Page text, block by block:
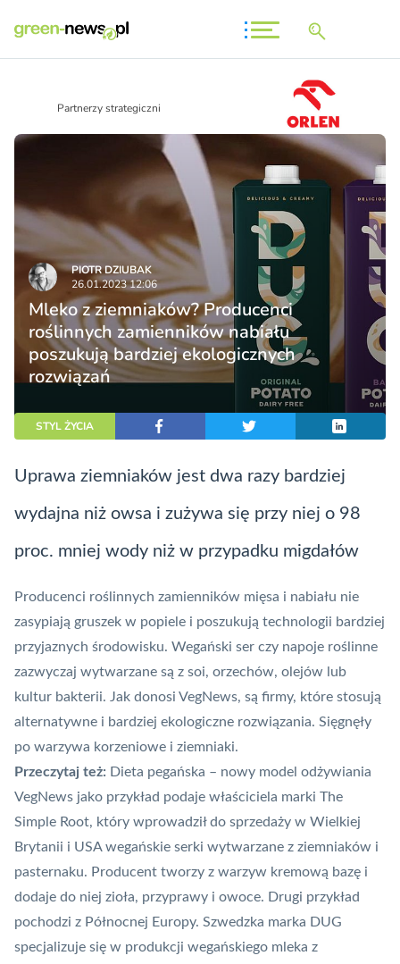
Partnerzy strategiczni
PIOTR DZIUBAK
26.01.2023 12:06
Mleko z ziemniaków? Producenci
roślinnych zamienników nabiału
poszukują bardziej ekologicznych
rozwiązań
STYL ŻYCIA
Uprawa ziemniaków jest dwa razy bardziej
wydajna niż owsa i zużywa się przy niej o 98
proc. mniej wody niż w przypadku migdałów
Producenci roślinnych zamienników mięsa i nabiału nie
zasypiają gruszek w popiele i poszukują technologii bardziej
przyjaznych środowisku. Wegański ser czy napoje roślinne
zazwyczaj wytwarzane są z soi, orzechów, olejów lub
kultur bakterii. Jak donosi VegNews, są firmy, które stosują
alternatywne i bardziej ekologiczne rozwiązania. Sięgnęły
po warzywa korzeniowe i ziemniaki.
Przeczytaj też: Dieta pegańska – nowy model odżywiania
VegNews jako przykład podaje właściciela marki The
Simple Root, który wprowadził do sprzedaży w Wielkiej
Brytanii i USA wegańskie serki wytwarzane z ziemniaków i
pasternaku. Producent tworzy z warzyw kremową bazę i
dodaje do niej zioła, przyprawy i owoce. Drugi przykład
pochodzi z Północnej Europy. Szwedzka marka DUG
specjalizuje się w produkcji wegańskiego mleka z